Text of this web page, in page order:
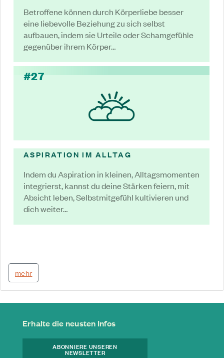
Betroffene können durch Körperliebe besser
eine liebevolle Beziehung zu sich selbst
aufbauen, indem sie Urteile oder Schamgefühle
gegenüber ihrem Körper…
#27
ASPIRATION IM ALLTAG
Indem du Aspiration in kleinen, Alltagsmomenten
integrierst, kannst du deine Stärken feiern, mit
Absicht leben, Selbstmitgefühl kultivieren und
dich weiter…
mehr
Erhalte die neusten Infos
ABONNIERE UNSEREN
NEWSLETTER